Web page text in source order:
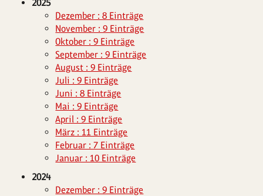
2025
Dezember : 8 Einträge
November : 9 Einträge
Oktober : 9 Einträge
September : 9 Einträge
August : 9 Einträge
Juli : 9 Einträge
Juni : 8 Einträge
Mai : 9 Einträge
April : 9 Einträge
März : 11 Einträge
Februar : 7 Einträge
Januar : 10 Einträge
2024
Dezember : 9 Einträge